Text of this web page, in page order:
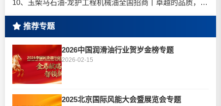
10、玉柴马石油-龙护工程机械油全国招商丨卓越的品质，专业的品牌！
推荐专题
2026中国润滑油行业贺岁金榜专题
2026-02-15
2025北京国际风能大会暨展览会专题